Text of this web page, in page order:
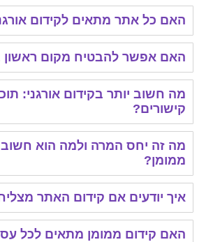
כל אתר מתאים לקידום אורגני?
אפשר להבטיח מקום ראשון בגוגל?
יותר בקידום אורגני: תוכן או
זה יחס המרה ולמה הוא חשוב בקידום
יודעים אם קידום האתר מצליח?
קידום ממומן מתאים לכל עסק?